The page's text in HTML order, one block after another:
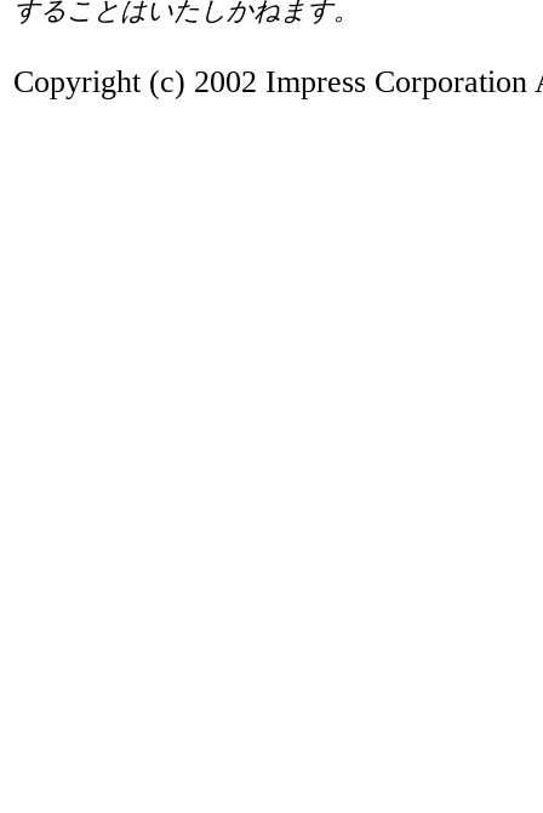
することはいたしかねます。
Copyright (c) 2002 Impress Corporation